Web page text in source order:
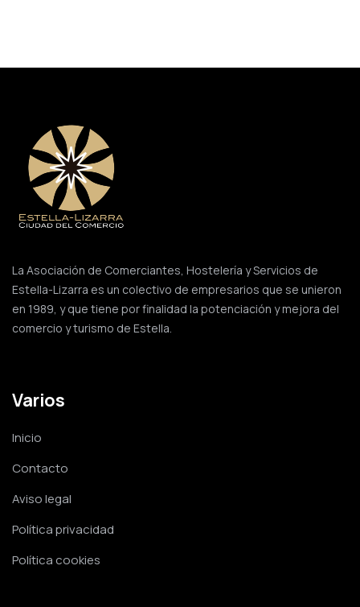
La Asociación de Comerciantes, Hostelería y Servicios de
Estella-Lizarra es un colectivo de empresarios que se unieron
en 1989, y que tiene por finalidad la potenciación y mejora del
comercio y turismo de Estella.
Varios
Inicio
Contacto
Aviso legal
Política privacidad
Política cookies